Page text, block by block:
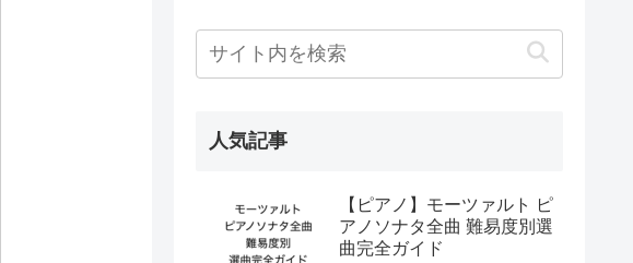
人気記事
【ピアノ】モーツァルト ピ
アノソナタ全曲 難易度別選
曲完全ガイド